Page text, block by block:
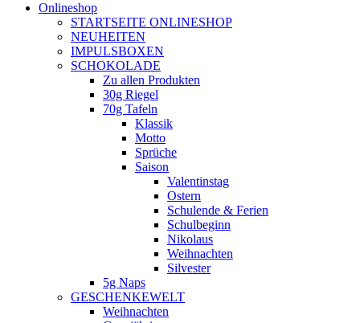
opensOnlineshop
STARTSEITE ONLINESHOP
NEUHEITEN
IMPULSBOXEN
SCHOKOLADE
Zu allen Produkten
30g Riegel
70g Tafeln
Klassik
Motto
Sprüche
Saison
Valentinstag
Ostern
Schulende & Ferien
Schulbeginn
Nikolaus
Weihnachten
Silvester
5g Naps
GESCHENKEWELT
Weihnachten